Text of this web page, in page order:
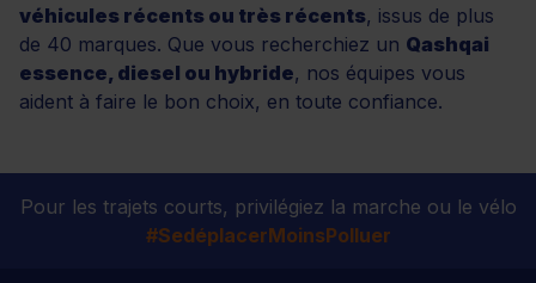
véhicules récents ou très récents, issus de plus
de 40 marques. Que vous recherchiez un Qashqai
essence, diesel ou hybride, nos équipes vous
aident à faire le bon choix, en toute confiance.
Pour les trajets courts, privilégiez la marche ou le vélo
#SedéplacerMoinsPolluer